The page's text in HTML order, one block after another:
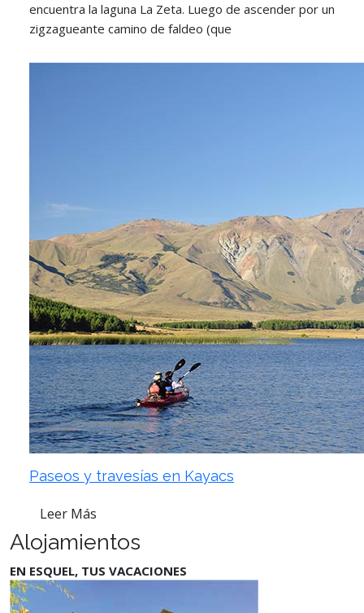
encuentra la laguna La Zeta. Luego de ascender por un
zigzagueante camino de faldeo (que
Paseos y travesías en Kayacs
Leer Más
Alojamientos
EN ESQUEL, TUS VACACIONES